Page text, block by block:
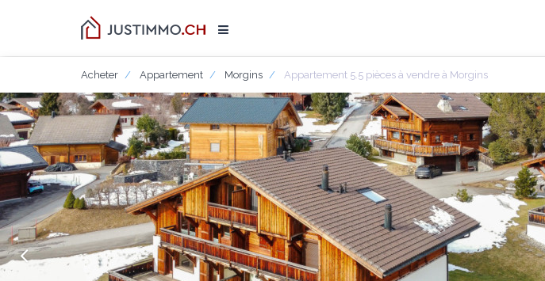
Acheter Appartement Morgins Appartement 5.5 pièces à vendre à Morgins